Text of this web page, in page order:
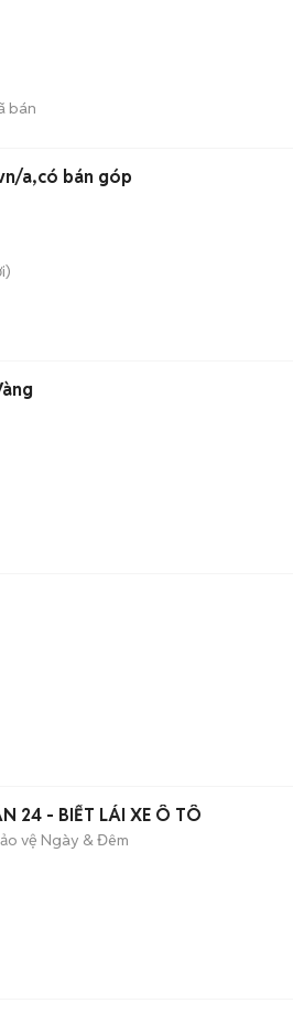
bán
a,có bán góp
24 - BIẾT LÁI XE Ô TÔ
vệ Ngày & Đêm